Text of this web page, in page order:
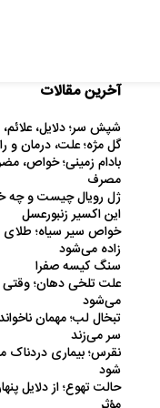
آخرین مقالات
شپش سر؛ دلایل،
گل مژه؛ علت، درمان و
بادام زمینی؛ خواص،
مصرف
ژل رویال چیست و چه
این اکسیر زنبورعسل
خواص سیر سیاه؛ طلای
زاده می‌شود
سنگ کیسه صفرا
علت تلخی دهان؛ وقتی
می‌شود
تبخال لب؛ مهمان
سر می‌زند
نقرس؛ بیماری دردناک
شود
حالت تهوع؛ از دلایل